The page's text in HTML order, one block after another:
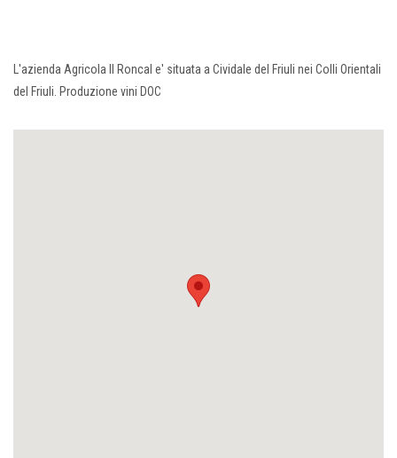
L'azienda Agricola Il Roncal e' situata a Cividale del Friuli nei Colli Orientali
del Friuli. Produzione vini DOC